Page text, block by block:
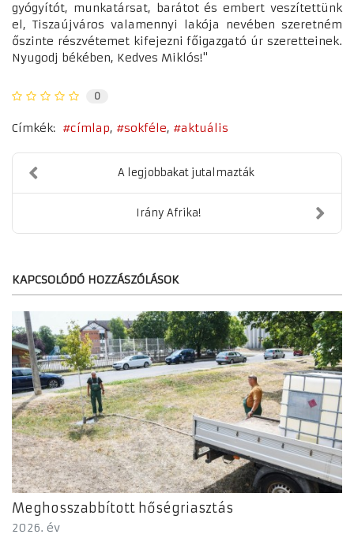
gyógyítót, munkatársat, barátot és embert veszítettünk
el, Tiszaújváros valamennyi lakója nevében szeretném
őszinte részvétemet kifejezni főigazgató úr szeretteinek.
Nyugodj békében, Kedves Miklós!"
0
Címkék: címlap sokféle aktuális
A legjobbakat jutalmazták
Irány Afrika!
KAPCSOLÓDÓ HOZZÁSZÓLÁSOK
Meghosszabbított hőségriasztás
2026. év